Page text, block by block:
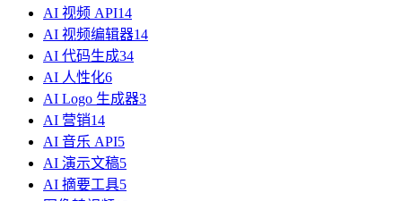
AI 视频 API14
AI 视频编辑器14
AI 代码生成34
AI 人性化6
AI Logo 生成器3
AI 营销14
AI 音乐 API5
AI 演示文稿5
AI 摘要工具5